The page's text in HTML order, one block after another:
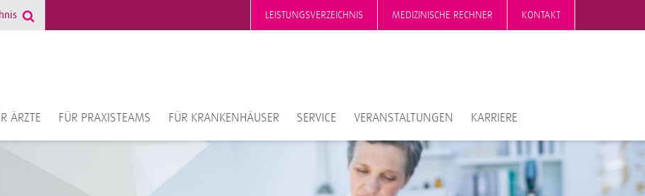
LEISTUNGSVERZEICHNIS MEDIZINISCHE RECHNER KONTAKT
ÄRZTE FÜR PRAXISTEAMS FÜR KRANKENHÄUSER SERVICE VERANSTALTUNGEN KARRIERE